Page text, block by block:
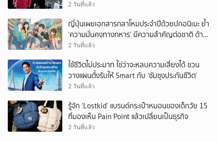
2 วันที่แล้ว
ญี่ปุ่นเผยเอกสารกลาโหมประจำปีด้วยปกอนิเมะ ย้ำ
‘ความมั่นคงทางทหาร’ มีความสำคัญต่อชาติ ด้าน
จีนเตือน ขออย่าซ้ำรอยประวัติศาสตร์
2 วันที่แล้ว
ใช้ชีวิตไม่ประมาท ใช่ว่าจะหลบความเสี่ยงได้ ชวน
วางแผนตั้งรับให้ Smart กับ ‘ซัมซุงประกันชีวิต’
2 วันที่แล้ว
รู้จัก ‘Lostkid’ แบรนด์กระเป๋าหมอนของเด็กวัย 15
ที่มองเห็น Pain Point แล้วเปลี่ยนเป็นธุรกิจ
2 วันที่แล้ว